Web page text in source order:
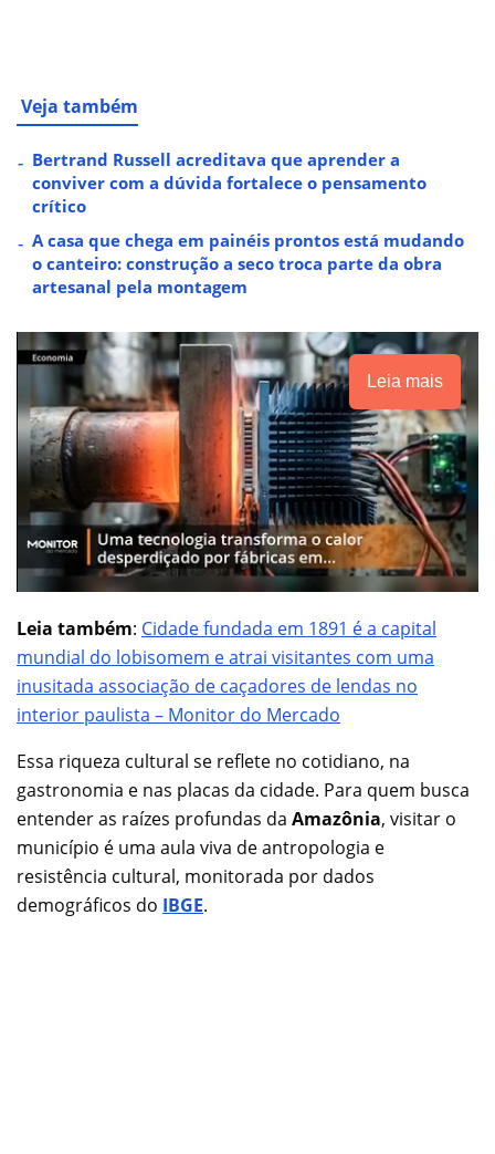
Veja também
Bertrand Russell acreditava que aprender a
conviver com a dúvida fortalece o pensamento
crítico
A casa que chega em painéis prontos está mudando
o canteiro: construção a seco troca parte da obra
artesanal pela montagem
Leia mais
Leia também: Cidade fundada em 1891 é a capital
mundial do lobisomem e atrai visitantes com uma
inusitada associação de caçadores de lendas no
interior paulista – Monitor do Mercado
Essa riqueza cultural se reflete no cotidiano, na
gastronomia e nas placas da cidade. Para quem busca
entender as raízes profundas da Amazônia, visitar o
município é uma aula viva de antropologia e
resistência cultural, monitorada por dados
demográficos do IBGE.